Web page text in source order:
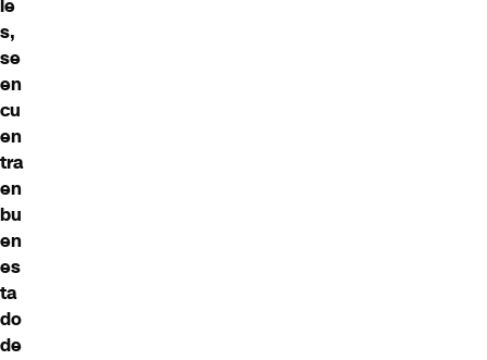
le
s,
se
en
cu
en
tra
en
bu
en
es
ta
do
de